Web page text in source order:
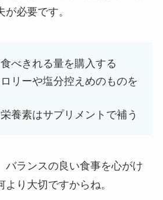
必要です。
べきれる量を購入する
リーや塩分控えめのものを
養素はサプリメントで補う
バランスの良い食事を心がけ
より大切ですからね。